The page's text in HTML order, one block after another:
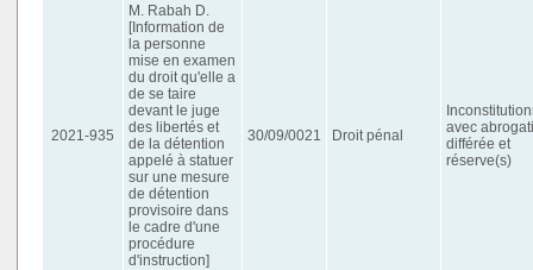
2021-935
M. Rabah D.
[Information de
la personne
mise en examen
du droit qu'elle a
de se taire
devant le juge
des libertés et
de la détention
appelé à statuer
sur une mesure
de détention
provisoire dans
le cadre d'une
procédure
d'instruction]
30/09/0021 Droit pénal
avec
différée et
réserve(s)